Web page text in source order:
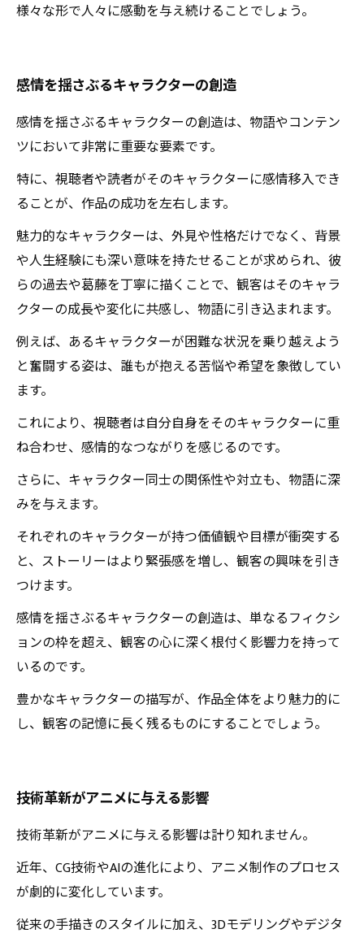
様々な形で人々に感動を与え続けることでしょう。
感情を揺さぶるキャラクターの創造
感情を揺さぶるキャラクターの創造は、物語やコンテン
ツにおいて非常に重要な要素です。
特に、視聴者や読者がそのキャラクターに感情移入でき
ることが、作品の成功を左右します。
魅力的なキャラクターは、外見や性格だけでなく、背景
や人生経験にも深い意味を持たせることが求められ、彼
らの過去や葛藤を丁寧に描くことで、観客はそのキャラ
クターの成長や変化に共感し、物語に引き込まれます。
例えば、あるキャラクターが困難な状況を乗り越えよう
と奮闘する姿は、誰もが抱える苦悩や希望を象徴してい
ます。
これにより、視聴者は自分自身をそのキャラクターに重
ね合わせ、感情的なつながりを感じるのです。
さらに、キャラクター同士の関係性や対立も、物語に深
みを与えます。
それぞれのキャラクターが持つ価値観や目標が衝突する
と、ストーリーはより緊張感を増し、観客の興味を引き
つけます。
感情を揺さぶるキャラクターの創造は、単なるフィクシ
ョンの枠を超え、観客の心に深く根付く影響力を持って
いるのです。
豊かなキャラクターの描写が、作品全体をより魅力的に
し、観客の記憶に長く残るものにすることでしょう。
技術革新がアニメに与える影響
技術革新がアニメに与える影響は計り知れません。
近年、CG技術やAIの進化により、アニメ制作のプロセス
が劇的に変化しています。
従来の手描きのスタイルに加え、3Dモデリングやデジタ